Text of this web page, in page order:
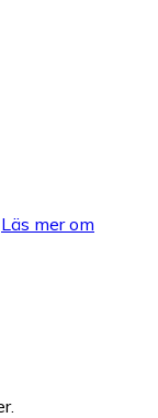
Läs mer om